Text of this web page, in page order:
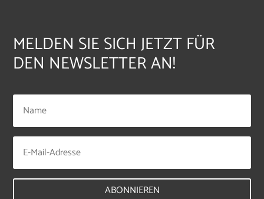
MELDEN SIE SICH JETZT FÜR
DEN NEWSLETTER AN!
ABONNIEREN